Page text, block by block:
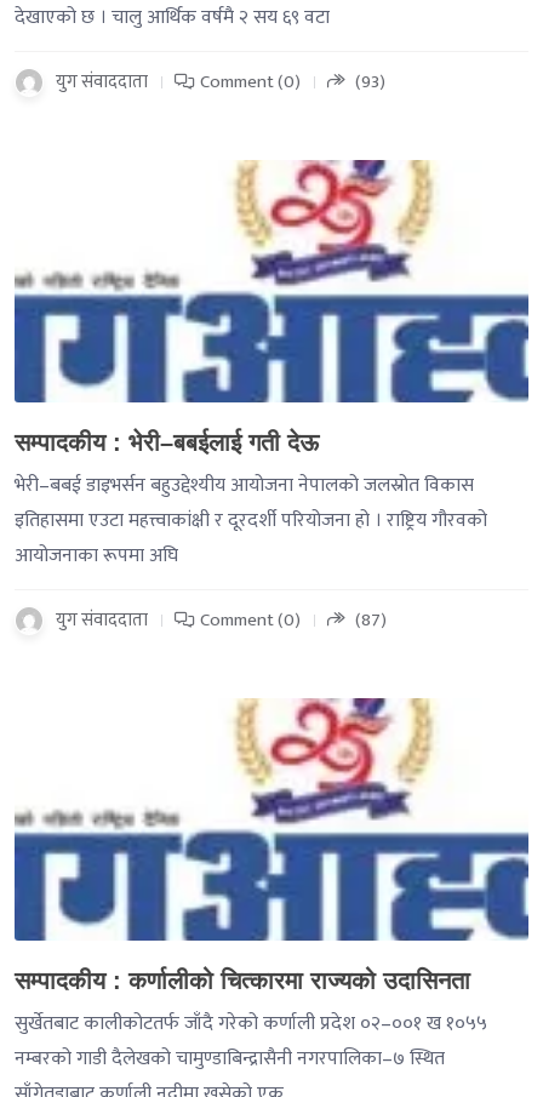
देखाएको छ । चालु आर्थिक वर्षमै २ सय ६९ वटा
युग संवाददाता Comment (0) (93)
सम्पादकीय : भेरी–बबईलाई गती देऊ
भेरी–बबई डाइभर्सन बहुउद्देश्यीय आयोजना नेपालको जलस्रोत विकास
इतिहासमा एउटा महत्त्वाकांक्षी र दूरदर्शी परियोजना हो । राष्ट्रिय गौरवको
आयोजनाका रूपमा अघि
युग संवाददाता Comment (0) (87)
सम्पादकीय : कर्णालीको चित्कारमा राज्यको उदासिनता
सुर्खेतबाट कालीकोटतर्फ जाँदै गरेको कर्णाली प्रदेश ०२–००१ ख १०५५
नम्बरको गाडी दैलेखको चामुण्डाबिन्द्रासैनी नगरपालिका–७ स्थित